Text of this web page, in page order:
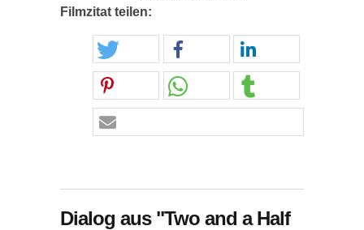
Filmzitat teilen:
Dialog aus "Two and a Half